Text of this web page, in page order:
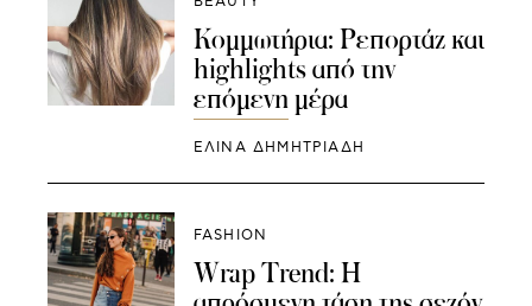
Κομμωτήρια: Ρεπορτάζ και
highlights από την
επόμενη μέρα
ΕΛΙΝΑ ΔΗΜΗΤΡΙΑΔΗ
FASHION
Wrap Trend: Η